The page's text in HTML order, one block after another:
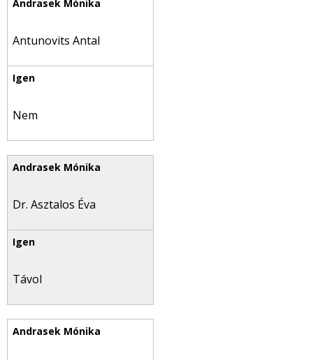
Antunovits Antal
Nem
Dr. Asztalos Éva
Távol